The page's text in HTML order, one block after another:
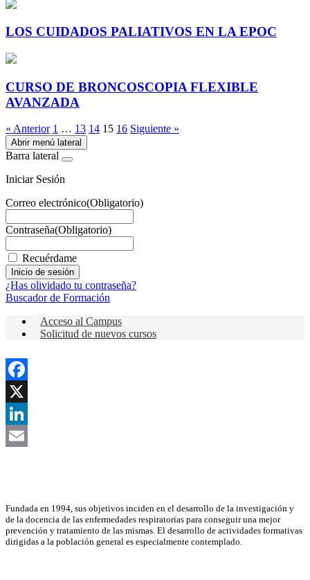
LOS CUIDADOS PALIATIVOS EN LA EPOC
CURSO DE BRONCOSCOPIA FLEXIBLE
AVANZADA
« Anterior 1 … 13 14 15 16 Siguiente »
Abrir menú lateral
Barra lateral
Iniciar Sesión
Correo electrónico(Obligatorio)
Contraseña(Obligatorio)
Recuérdame
¿Has olividado tu contraseña?
Buscador de Formación
Acceso al Campus
Solicitud de nuevos cursos
Facebook
X
LinkedIn
Fundada en 1994, sus objetivos inciden en el desarrollo de la investigación y
de la docencia de las enfermedades respiratorias para conseguir una mejor
prevención y tratamiento de las mismas. El desarrollo de actividades formativas
dirigidas a la población general es especialmente contemplado.